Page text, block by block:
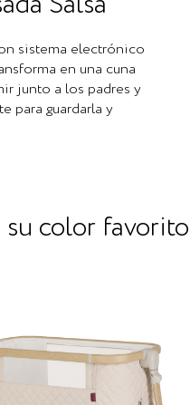
sistema electrónico
en una cuna
junto a los padres y
para guardarla y
su color favorito